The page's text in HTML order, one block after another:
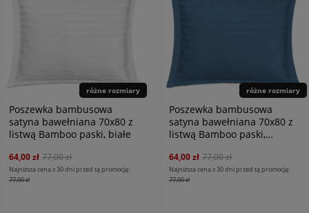
różne rozmiary
Poszewka bambusowa
satyna bawełniana 70x80 z
listwą Bamboo paski, białe
64,00 zł 77,00 zł
Najniższa cena z 30 dni przed tą promocją:
77,00 zł
różne rozmiary
Poszewka bambusowa
satyna bawełniana 70x80 z
listwą Bamboo paski,
64,00 zł 77,00 zł
Najniższa cena z 30 dni przed tą promocją:
77,00 zł